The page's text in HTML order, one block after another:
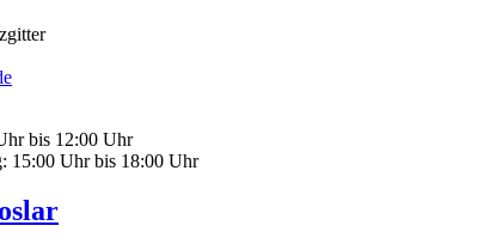
bis 12:00 Uhr
15:00 Uhr bis 18:00 Uhr